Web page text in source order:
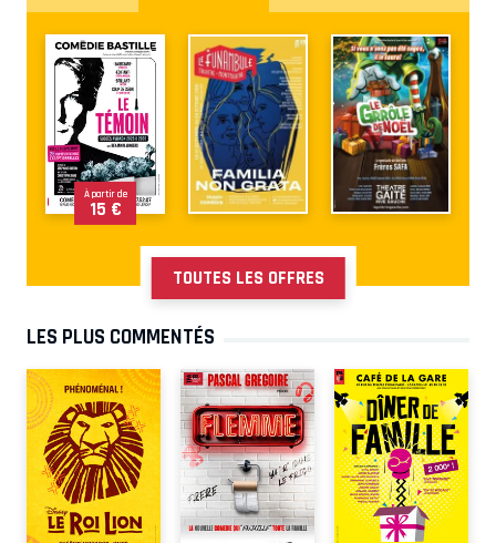
À partir de
15 €
TOUTES LES OFFRES
LES PLUS COMMENTÉS